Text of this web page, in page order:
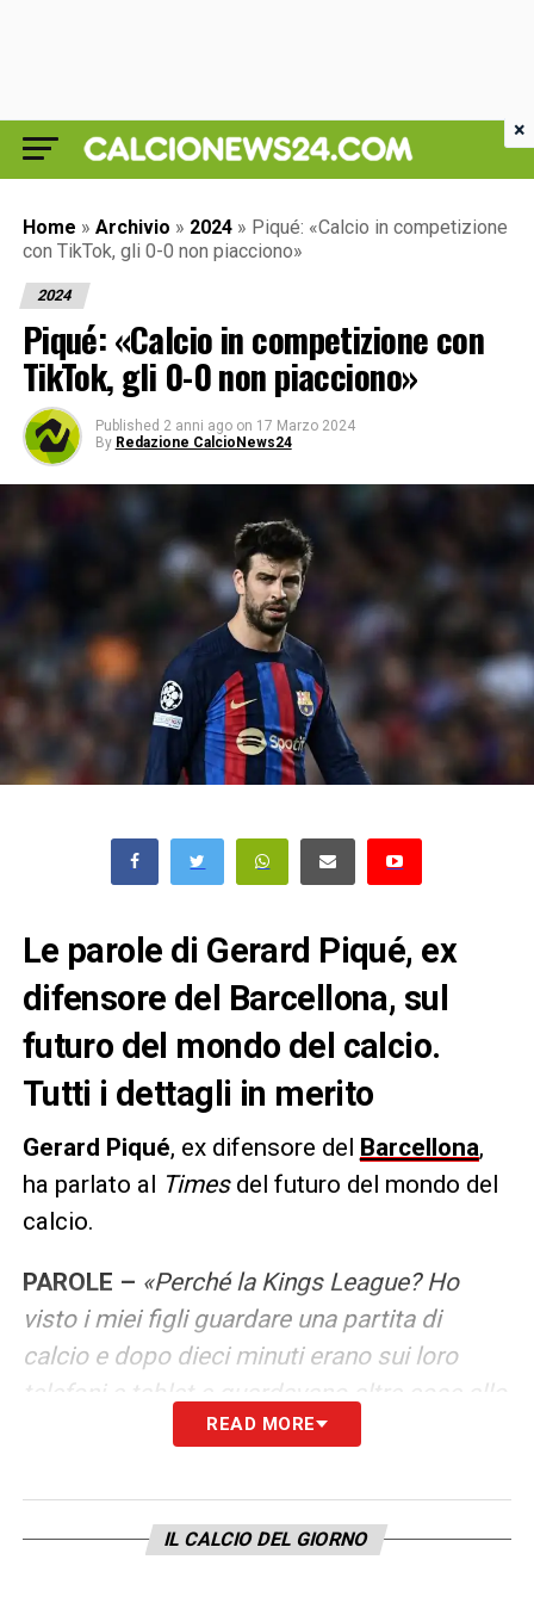
Home » Archivio » 2024 » Piqué: «Calcio in competizione
con TikTok, gli 0-0 non piacciono»
2024
Piqué: «Calcio in competizione con
TikTok, gli 0-0 non piacciono»
Published 2 anni ago on 17 Marzo 2024
By Redazione CalcioNews24
Le parole di Gerard Piqué, ex
difensore del Barcellona, sul
futuro del mondo del calcio.
Tutti i dettagli in merito
Gerard Piqué, ex difensore del Barcellona,
ha parlato al Times del futuro del mondo del
calcio.
PAROLE – «Perché la Kings League? Ho
visto i miei figli guardare una partita di
calcio e dopo dieci minuti erano sui loro
telefoni e tablet e guardavano altre cose allo
stesso tempo. Il calcio è intrattenimento,
altri sport. Fa concorrenza a Netflix,
Amazon, YouTube, TikTok. E il calcio per 90
READ MORE
IL CALCIO DEL GIORNO
×